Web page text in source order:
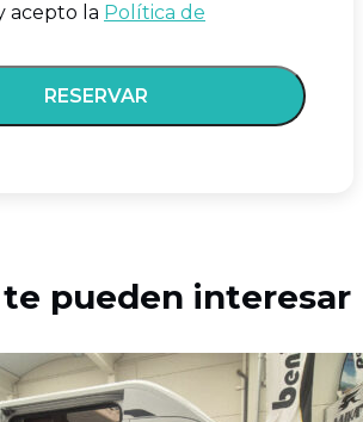
acepto la Política de
pueden interesar